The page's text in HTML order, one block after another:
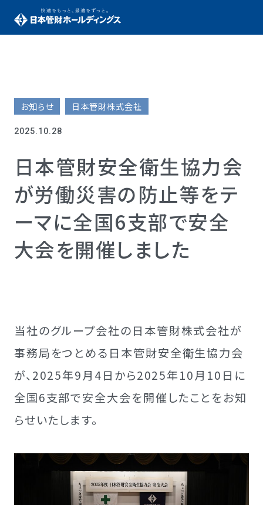
お知らせ 日本管財株式会社
2025.10.28
日本管財安全衛生協力会
が労働災害の防止等をテ
ーマに全国6支部で安全
大会を開催しました
当社のグループ会社の日本管財株式会社が
事務局をつとめる日本管財安全衛生協力会
が、2025年9月4日から2025年10月10日に
全国6支部で安全大会を開催したことをお知
らせいたします。